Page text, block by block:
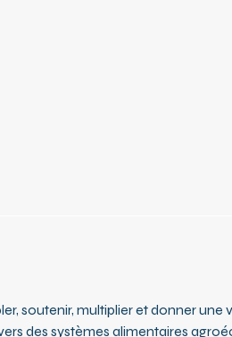
soutenir, multiplier et donner une
des systèmes alimentaires